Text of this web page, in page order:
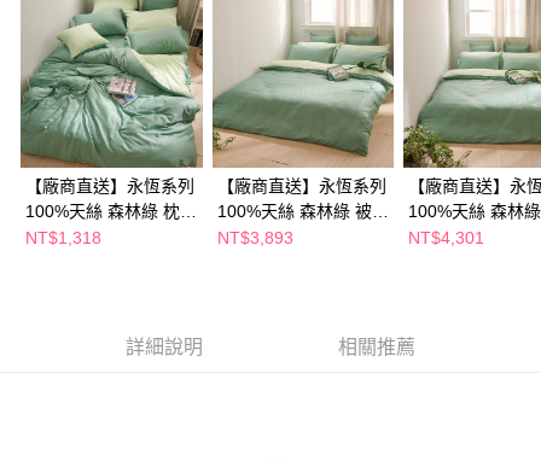
【廠商直送】永恆系列
100%天絲 森林綠 枕套
床包組-單人
NT$1,318
【廠商直送】永恆系列
100%天絲 森林綠 被套
床包組-特大
NT$3,893
【廠商直送】永
100%天絲 森林
被套床包組-特大
NT$4,301
詳細說明 相關推薦